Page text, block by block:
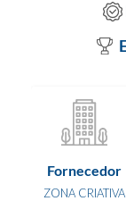
Fornecedor
ZONA CRIATIVA